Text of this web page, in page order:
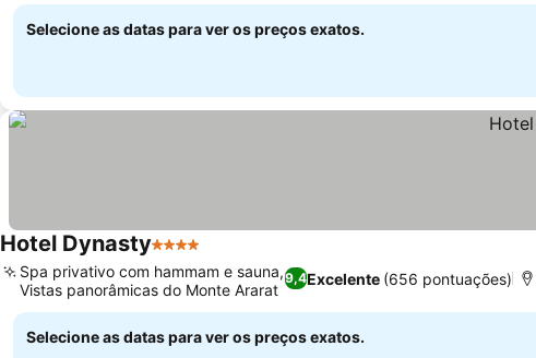
Selecione as datas para ver os preços exatos.
Hotel Dynasty4 Estrelas
9,4Excelente (656 pontuações)
Spa privativo com hammam e sauna,
Vistas panorâmicas do Monte Ararat
Selecione as datas para ver os preços exatos.